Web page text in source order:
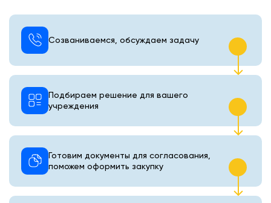
Созваниваемся, обсуждаем задачу
Подбираем решение для вашего
учреждения
Готовим документы для согласования,
поможем оформить закупку